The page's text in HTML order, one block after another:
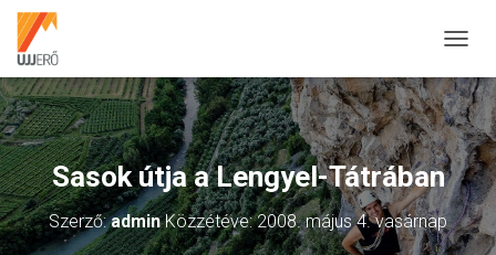
A
V
I
G
Á
C
I
Ó
B
Sasok útja a Lengyel-Tátrában
Szerző:adminKözzétéve:2008. május 4. vasárnap